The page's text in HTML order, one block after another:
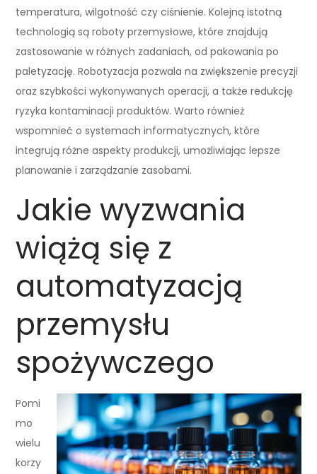
temperatura, wilgotność czy ciśnienie. Kolejną istotną
technologią są roboty przemysłowe, które znajdują
zastosowanie w różnych zadaniach, od pakowania po
paletyzację. Robotyzacja pozwala na zwiększenie precyzji
oraz szybkości wykonywanych operacji, a także redukcję
ryzyka kontaminacji produktów. Warto również
wspomnieć o systemach informatycznych, które
integrują różne aspekty produkcji, umożliwiając lepsze
planowanie i zarządzanie zasobami.
Jakie wyzwania
wiążą się z
automatyzacją
przemysłu
spożywczego
Pomi
mo
wielu
korzy